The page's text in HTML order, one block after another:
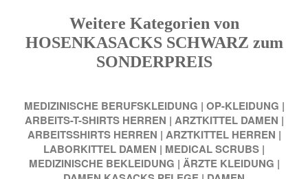
Weitere Kategorien von
HOSENKASACKS SCHWARZ zum
SONDERPREIS
MEDIZINISCHE BERUFSKLEIDUNG | OP-KLEIDUNG |
ARBEITS-T-SHIRTS HERREN | ARZTKITTEL DAMEN |
ARBEITSSHIRTS HERREN | ARZTKITTEL HERREN |
LABORKITTEL DAMEN | MEDICAL SCRUBS |
MEDIZINISCHE BEKLEIDUNG | ÄRZTE KLEIDUNG |